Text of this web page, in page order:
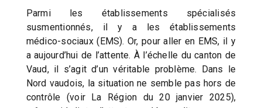
Parmi les établissements spécialisés
susmentionnés, il y a les établissements
médico-sociaux (EMS). Or, pour aller en EMS, il y
a aujourd’hui de l’attente. À l’échelle du canton de
Vaud, il s’agit d’un véritable problème. Dans le
Nord vaudois, la situation ne semble pas hors de
contrôle (voir La Région du 20 janvier 2025),